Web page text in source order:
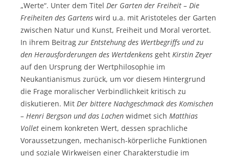
„Werte“. Unter dem Titel Der Garten der Freiheit – Die
Freiheiten des Gartens wird u.a. mit Aristoteles der Garten
zwischen Natur und Kunst, Freiheit und Moral verortet.
In ihrem Beitrag zur Entstehung des Wertbegriffs und zu
den Herausforderungen des Wertdenkens geht Kirstin Zeyer
auf den Ursprung der Wertphilosophie im
Neukantianismus zurück, um vor diesem Hintergrund
die Frage moralischer Verbindlichkeit kritisch zu
diskutieren. Mit Der bittere Nachgeschmack des Komischen
– Henri Bergson und das Lachen widmet sich Matthias
Vollet einem konkreten Wert, dessen sprachliche
Voraussetzungen, mechanisch-körperliche Funktionen
und soziale Wirkweisen einer Charakterstudie im